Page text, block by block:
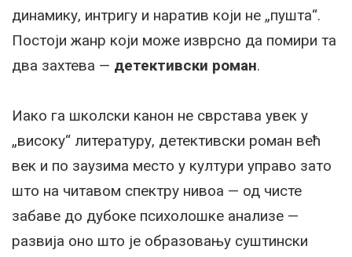
динамику, интригу и наратив који не „пушта“.
Постоји жанр који може изврсно да помири та
два захтева — детективски роман.
Иако га школски канон не сврстава увек у
„високу“ литературу, детективски роман већ
век и по заузима место у култури управо зато
што на читавом спектру нивоа — од чисте
забаве до дубоке психолошке анализе —
развија оно што је образовању суштински